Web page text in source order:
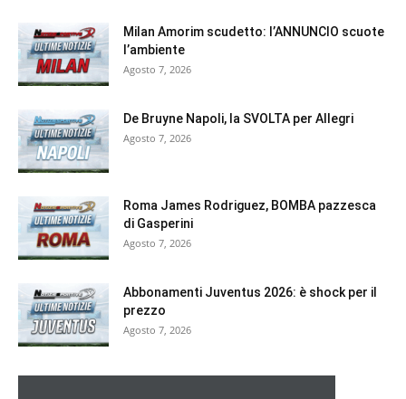
Milan Amorim scudetto: l’ANNUNCIO scuote
l’ambiente
Agosto 7, 2026
De Bruyne Napoli, la SVOLTA per Allegri
Agosto 7, 2026
Roma James Rodriguez, BOMBA pazzesca
di Gasperini
Agosto 7, 2026
Abbonamenti Juventus 2026: è shock per il
prezzo
Agosto 7, 2026